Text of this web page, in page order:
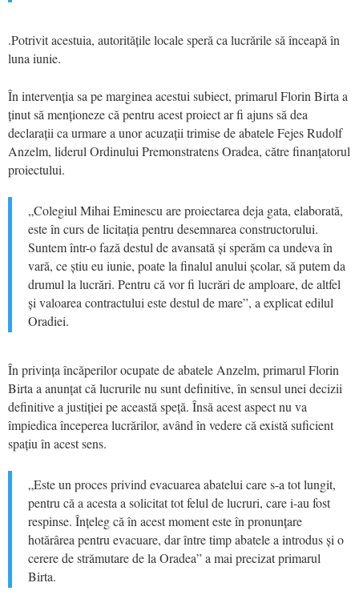
.Potrivit acestuia, autoritățile locale speră ca lucrările să înceapă în
luna iunie.
În intervenția sa pe marginea acestui subiect, primarul Florin Birta a
ținut să menționeze că pentru acest proiect ar fi ajuns să dea
declarații ca urmare a unor acuzații trimise de abatele Fejes Rudolf
Anzelm, liderul Ordinului Premonstratens Oradea, către finanțatorul
proiectului.
„Colegiul Mihai Eminescu are proiectarea deja gata, elaborată,
este în curs de licitația pentru desemnarea constructorului.
Suntem într-o fază destul de avansată și sperăm ca undeva în
vară, ce știu eu iunie, poate la finalul anului școlar, să putem da
drumul la lucrări. Pentru că vor fi lucrări de amploare, de altfel
și valoarea contractului este destul de mare”, a explicat edilul
Oradiei.
În privința încăperilor ocupate de abatele Anzelm, primarul Florin
Birta a anunțat că lucrurile nu sunt definitive, în sensul unei decizii
definitive a justiției pe această speță. Însă acest aspect nu va
împiedica începerea lucrărilor, având în vedere că există suficient
spațiu în acest sens.
„Este un proces privind evacuarea abatelui care s-a tot lungit,
pentru că a acesta a solicitat tot felul de lucruri, care i-au fost
respinse. Înțeleg că în acest moment este în pronunțare
hotărârea pentru evacuare, dar între timp abatele a introdus și o
cerere de strămutare de la Oradea” a mai precizat primarul
Birta.